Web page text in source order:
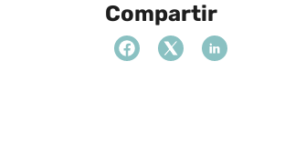
Compartir